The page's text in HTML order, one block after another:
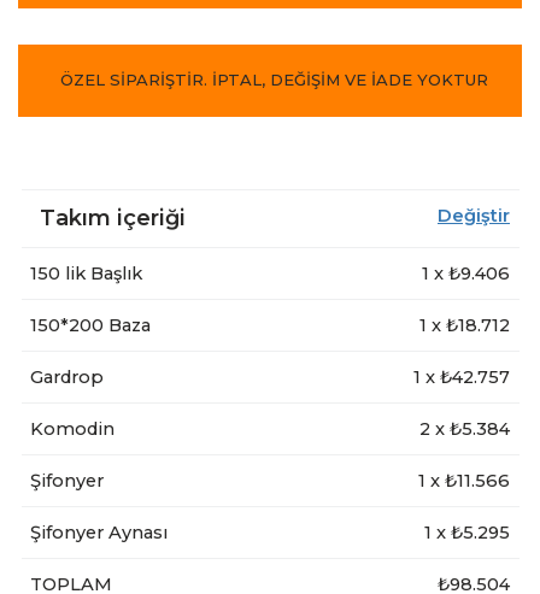
ÖZEL SİPARİŞTİR. İPTAL, DEĞİŞİM VE İADE YOKTUR
Takım içeriği Değiştir
150 lik Başlık 1 x ₺9.406
150*200 Baza 1 x ₺18.712
Gardrop 1 x ₺42.757
Komodin 2 x ₺5.384
Şifonyer 1 x ₺11.566
Şifonyer Aynası 1 x ₺5.295
TOPLAM ₺98.504